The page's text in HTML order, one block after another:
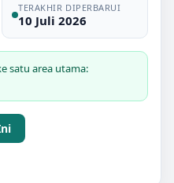
TERAKHIR DIPERBARUI
10 Juli 2026
satu area utama: